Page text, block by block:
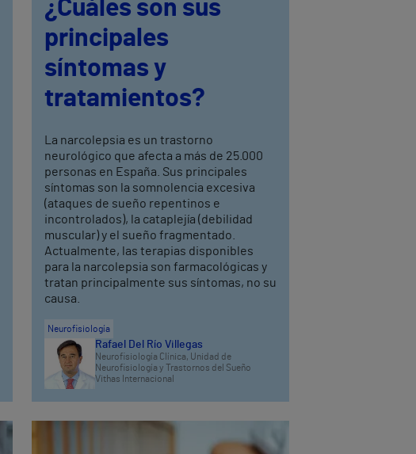
¿Cuáles son sus
principales
síntomas y
tratamientos?
La narcolepsia es un trastorno
neurológico que afecta a más de 25.000
personas en España. Sus principales
síntomas son la somnolencia excesiva
(ataques de sueño repentinos e
incontrolados), la cataplejía (debilidad
muscular) y el sueño fragmentado.
Actualmente, las terapias disponibles
para la narcolepsia son farmacológicas y
tratan principalmente sus síntomas, no su
causa.
Neurofisiología
Rafael Del Río Villegas
Neurofisiología Clínica, Unidad de
Neurofisiología y Trastornos del Sueño
Vithas Internacional